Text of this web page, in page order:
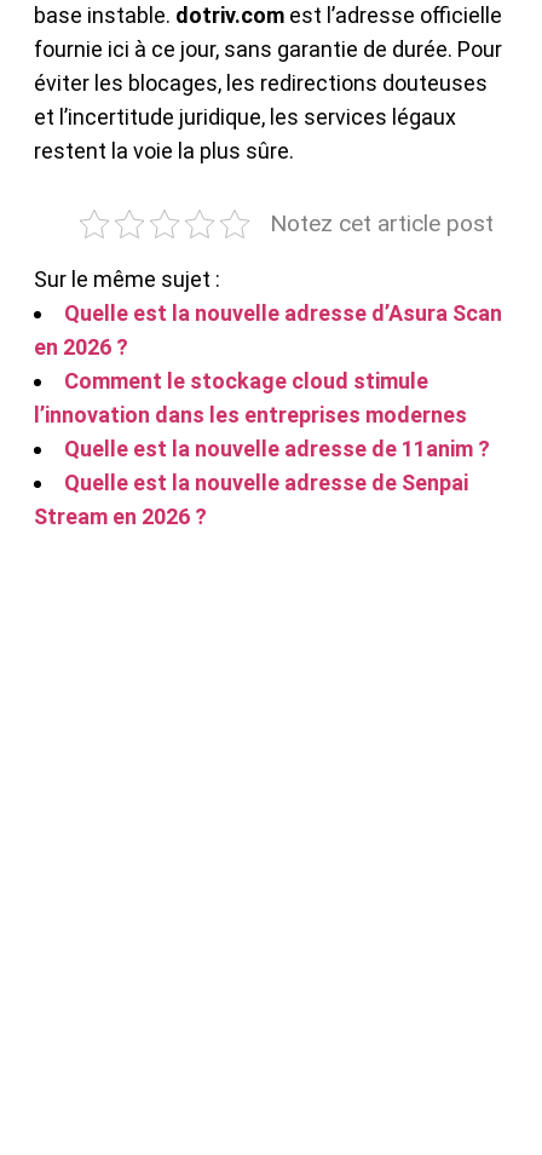
base instable. dotriv.com est l’adresse officielle
fournie ici à ce jour, sans garantie de durée. Pour
éviter les blocages, les redirections douteuses
et l’incertitude juridique, les services légaux
restent la voie la plus sûre.
Notez cet article post
Sur le même sujet :
Quelle est la nouvelle adresse d’Asura Scan
en 2026 ?
Comment le stockage cloud stimule
l’innovation dans les entreprises modernes
Quelle est la nouvelle adresse de 11anim ?
Quelle est la nouvelle adresse de Senpai
Stream en 2026 ?